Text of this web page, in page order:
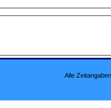
Alle